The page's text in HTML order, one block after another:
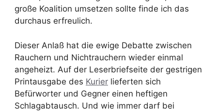
große Koalition umsetzen sollte finde ich das
durchaus erfreulich.
Dieser Anlaß hat die ewige Debatte zwischen
Rauchern und Nichtrauchern wieder einmal
angeheizt. Auf der Leserbriefseite der gestrigen
Printausgabe des Kurier lieferten sich
Befürworter und Gegner einen heftigen
Schlagabtausch. Und wie immer darf bei